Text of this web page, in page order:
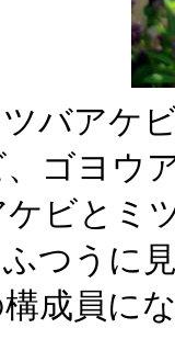
バアケ
ゴヨウ
ビとミ
つうに
成員に